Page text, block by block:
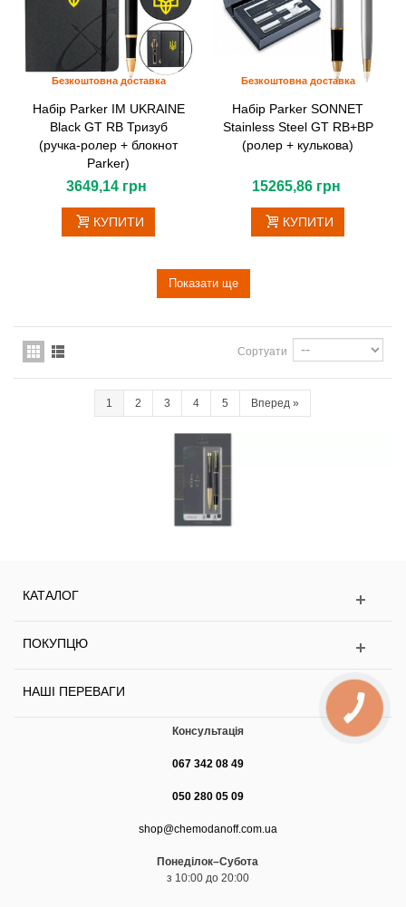
Набір Parker IM UKRAINE
Black GT RB Тризуб
(ручка-ролер + блокнот
Parker)
Безкоштовна доставка
3649,14 грн
КУПИТИ
Набір Parker SONNET
Stainless Steel GT RB+BP
(ролер + кулькова)
Безкоштовна доставка
15265,86 грн
КУПИТИ
Показати ще
Сортуати
1 2 3 4 5 Вперед »
КАТАЛОГ
ПОКУПЦЮ
НАШІ ПЕРЕВАГИ
Консультація
067 342 08 49
050 280 05 09
shop@chemodanoff.com.ua
Понеділок–Субота
з 10:00 до 20:00